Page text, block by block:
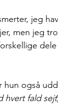
jeg
men jeg
også
hvert fald sejt